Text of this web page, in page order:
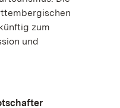
zum
und